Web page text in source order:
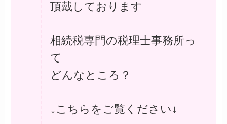
頂戴しております
相続税専門の税理士事務所っ
て
どんなところ？
↓こちらをご覧ください↓